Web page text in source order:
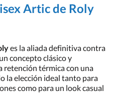
Artic de Roly
es la aliada definitiva contra
concepto clásico y
retención térmica con una
la elección ideal tanto para
como para un look casual